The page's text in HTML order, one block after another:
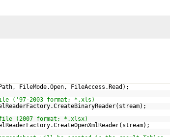
FileMode.Open, FileAccess.Read);
('97-2003 format; *.xls)
file (2007 format; *.xlsx)